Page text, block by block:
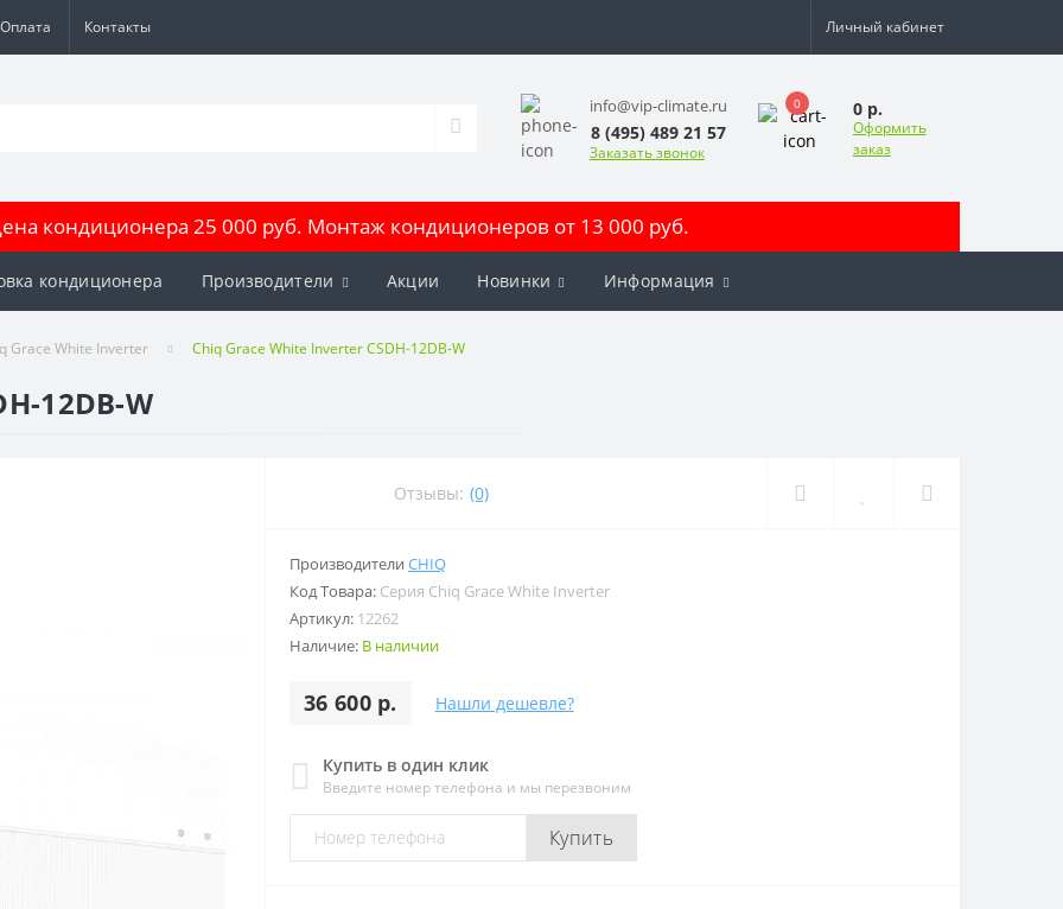
Оплата Контакты Личный кабинет
info@vip-climate.ru
8 (495) 489 21 57
Заказать звонок
0 0 р.
Оформить
заказ
кондиционера 25 000 руб. Монтаж кондиционеров от 13 000 руб.
кондиционера Производители Акции Новинки Информация
Grace White Inverter Chiq Grace White Inverter CSDH-12DB-W
12DB-W
Отзывы: (0)
Производители CHIQ
Код Товара: Серия Chiq Grace White Inverter
Артикул: 12262
Наличие: В наличии
36 600 р. Нашли дешевле?
Купить в один клик
Введите номер телефона и мы перезвоним
Купить